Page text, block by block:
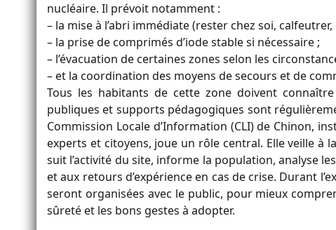
nucléaire. Il prévoit notamment :
– la mise à l’abri immédiate (rester chez soi,
– la prise de comprimés d’iode stable si nécessaire ;
– l’évacuation de certaines zones selon les
– et la coordination des moyens de secours et de
Tous les habitants de cette zone doivent
publiques et supports pédagogiques sont
Commission Locale d’Information (CLI) de Chinon,
experts et citoyens, joue un rôle central. Elle veille à
suit l’activité du site, informe la population, analyse
et aux retours d’expérience en cas de crise. Durant
seront organisées avec le public, pour mieux
sûreté et les bons gestes à adopter.